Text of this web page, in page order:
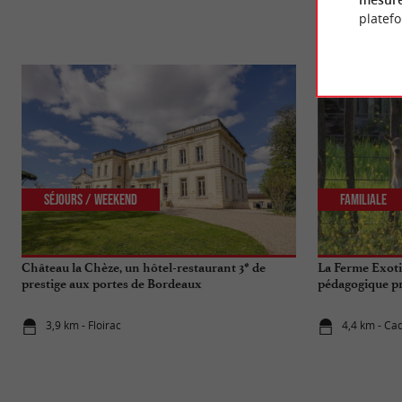
Château la Chèze, un hôtel-restaurant 3* de
prestige aux portes de Bordeaux
3,9 km - Floirac
Séjours / Weekend
La Ferme
pédagogique
4,4 km -
Familiale